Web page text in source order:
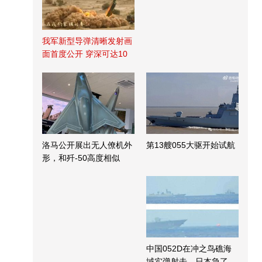
我军新型导弹清晰发射画
面首度公开 穿深可达10
洛马公开展出无人僚机外
形，和歼-50高度相似
第13艘055大驱开始试航
中国052D在冲之鸟礁海